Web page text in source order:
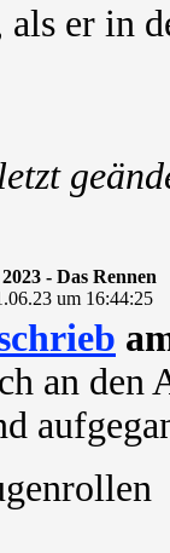
als er in
- Das Rennen
um 16:44:25
an den